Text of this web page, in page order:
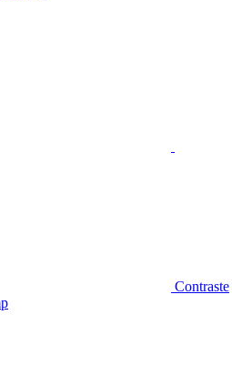
Contraste